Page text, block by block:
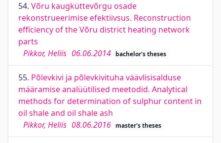
54. Võru kaugküttevõrgu osade
rekonstrueerimise efektiivsus. Reconstruction
efficiency of the Võru district heating network
parts
Pikkor, Heliis 06.06.2014 bachelor's theses
55. Põlevkivi ja põlevkivituha väävlisisalduse
määramise analüütilised meetodid. Analytical
methods for determination of sulphur content in
oil shale and oil shale ash
Pikkor, Heliis 08.06.2016 master's theses